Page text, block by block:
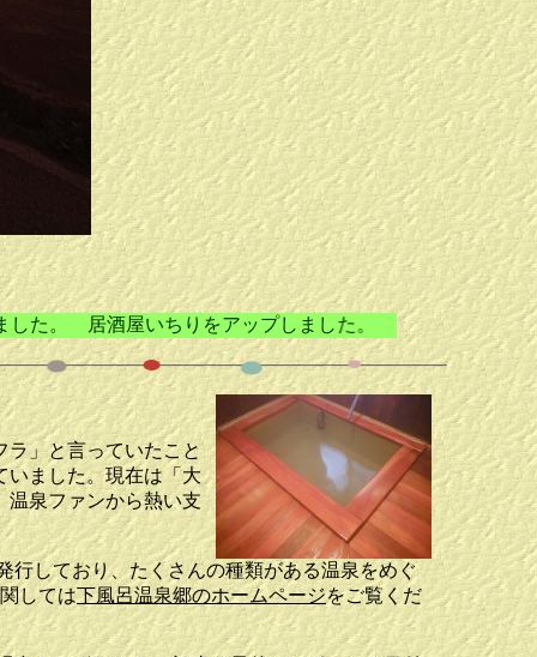
りをアップしました。 どちらも素敵なところでした。ま
」と言っていたこと
いました。現在は「大
温泉ファンから熱い支
しており、たくさんの種類がある温泉をめぐ
しては下風呂温泉郷のホームページをご覧くだ